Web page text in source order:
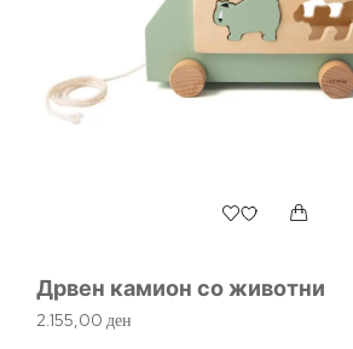
Дрвен камион со животни
2.155,00 ден